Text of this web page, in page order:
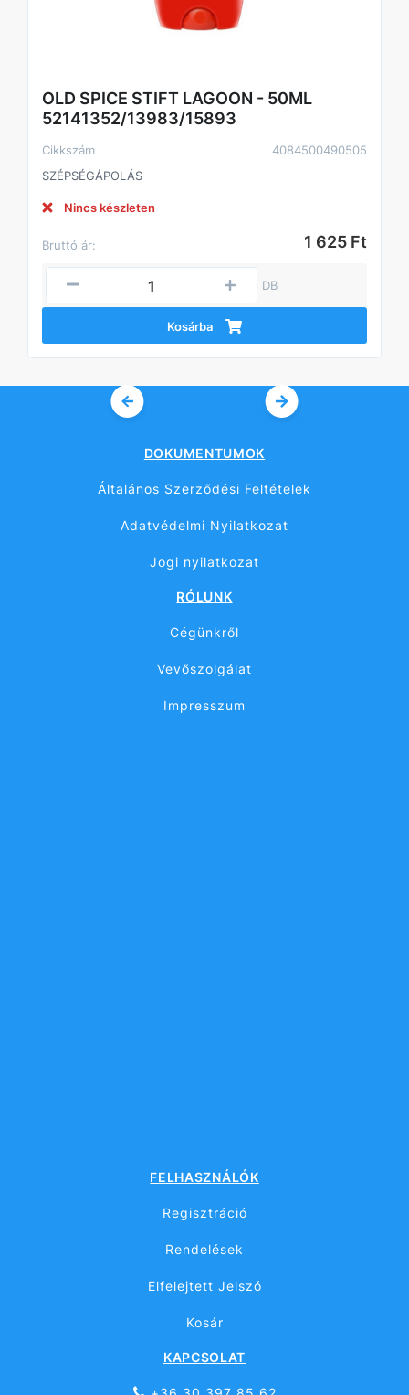
OLD SPICE STIFT LAGOON - 50ML
52141352/13983/15893
Cikkszám
4084500490505
SZÉPSÉGÁPOLÁS
Nincs készleten
Bruttó ár: 1 625 Ft
DB
Kosárba
DOKUMENTUMOK
Általános Szerződési Feltételek
Adatvédelmi Nyilatkozat
Jogi nyilatkozat
RÓLUNK
Cégünkről
Vevőszolgálat
Impresszum
FELHASZNÁLÓK
Regisztráció
Rendelések
Elfelejtett Jelszó
Kosár
KAPCSOLAT